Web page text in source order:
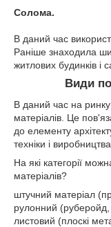
Солома.
В даний час
Раніше знаходила
житлових будинків і
Види
В даний час на ринку
матеріалів. Це
до елементу
техніки і
На які категорії
матеріалів?
штучний матеріал
рулонний (руберойд,
листовий (плоскі